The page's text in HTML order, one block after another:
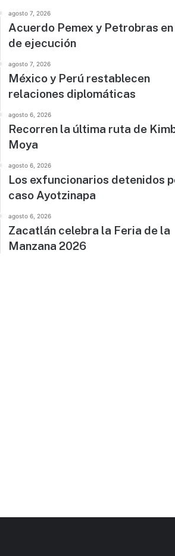
agosto 7, 2026
Acuerdo Pemex y Petrobras
de ejecución
agosto 7, 2026
México y Perú restablecen
relaciones diplomáticas
agosto 6, 2026
Recorren la última ruta de
Moya
agosto 6, 2026
Los exfuncionarios detenidos
caso Ayotzinapa
agosto 6, 2026
Zacatlán celebra la Feria de la
Manzana 2026